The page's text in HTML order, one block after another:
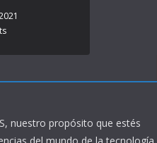
nuestro propósito que estés